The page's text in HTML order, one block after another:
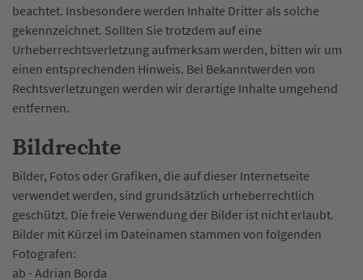
beachtet. Insbesondere werden Inhalte Dritter als solche
gekennzeichnet. Sollten Sie trotzdem auf eine
Urheberrechtsverletzung aufmerksam werden, bitten wir um
einen entsprechenden Hinweis. Bei Bekanntwerden von
Rechtsverletzungen werden wir derartige Inhalte umgehend
entfernen.
Bildrechte
Bilder, Fotos oder Grafiken, die auf dieser Internetseite
verwendet werden, sind grundsätzlich urheberrechtlich
geschützt. Die freie Verwendung der Bilder ist nicht erlaubt.
Bilder mit Kürzel im Dateinamen stammen von folgenden
Fotografen:
ab - Adrian Borda